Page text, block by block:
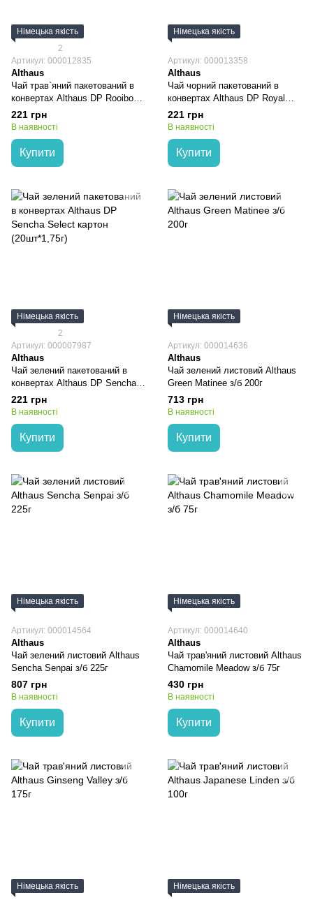
Німецька якість
2
Артикул: 000012835
Althaus
Чай трав`яний пакетований в
конвертах Althaus DP Rooibos
Vanilla картон (20шт*1,75г)
221 грн
В наявності
Купити
Німецька якість
Артикул: 000013358
Althaus
Чай чорний пакетований в
конвертах Althaus DP Royal
Earl Grey картон (20шт*1,75г)
221 грн
В наявності
Купити
Німецька якість
2
Артикул: 000007987
Althaus
Чай зелений пакетований в
конвертах Althaus DP Sencha
Select картон (20шт*1,75г)
221 грн
В наявності
Купити
Німецька якість
Артикул: 000014636
Althaus
Чай зелений листовий Althaus
Green Matinee з/б 200г
713 грн
В наявності
Купити
Німецька якість
Артикул: 000014564
Althaus
Чай зелений листовий Althaus
Sencha Senpai з/б 225г
807 грн
В наявності
Купити
Німецька якість
Артикул: 000014640
Althaus
Чай трав'яний листовий Althaus
Chamomile Meadow з/б 75г
430 грн
В наявності
Купити
Німецька якість Німецька якість